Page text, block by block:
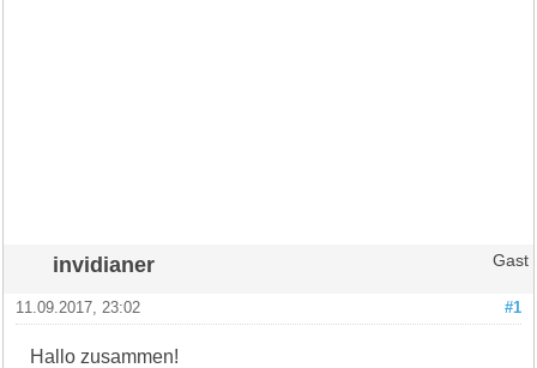
invidianer Gast
#1
11.09.2017, 23:02
Hallo zusammen!